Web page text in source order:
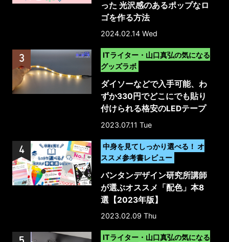
った 光沢感のあるポップなロ
ゴを作る方法
2024.02.14 Wed
ITライター・山口真弘の気になる
グッズラボ
ダイソーなどで入手可能、わ
ずか330円でどこにでも貼り
付けられる格安のLEDテープ
ライトを試してみた
2023.07.11 Tue
中身を見てしっかり選べる！ オ
ススメ参考書レビュー
バンタンデザイン研究所講師
が選ぶオススメ「配色」本8
選【2023年版】
2023.02.09 Thu
ITライター・山口真弘の気になる